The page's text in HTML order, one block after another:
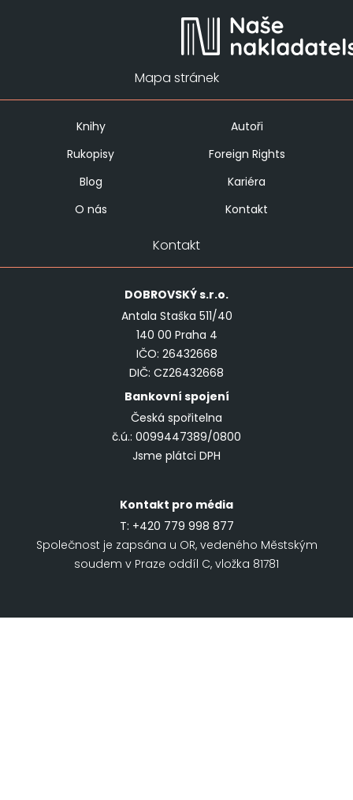
Mapa stránek
Knihy
Autoři
Rukopisy
Foreign Rights
Blog
Kariéra
O nás
Kontakt
Kontakt
DOBROVSKÝs.r.o.
Antala Staška 511/40
140 00 Praha 4
IČO: 26432668
DIČ: CZ26432668
Bankovní spojení
Česká spořitelna
č.ú.: 0099447389/0800
Jsme plátci DPH
Kontakt pro média
T: +420 779 998 877
Společnost je zapsána u OR, vedeného Městským
soudem v Praze oddíl C, vložka 81781